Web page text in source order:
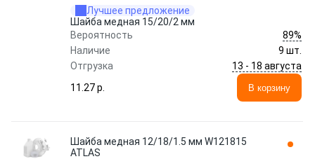
Лучшее предложение
Шайба медная 15/20/2 мм
Вероятность
89%
Наличие
9 шт.
Отгрузка
13 - 18 августа
11.27 p.
В корзину
Шайба медная 12/18/1.5 мм W121815
ATLAS